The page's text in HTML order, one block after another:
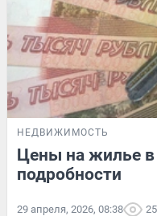
НЕДВИЖИМОСТЬ
Цены на жилье в
подробности
29 апреля, 2026, 08:38